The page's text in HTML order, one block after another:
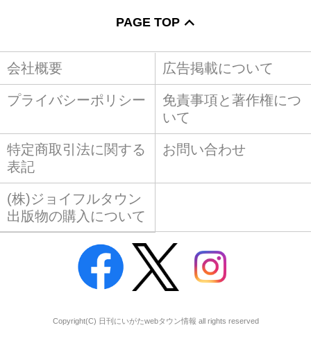
PAGE TOP
会社概要 広告掲載について
プライバシーポリシー
免責事項と著作権につ
いて
特定商取引法に関する
表記
お問い合わせ
(株)ジョイフルタウン
出版物の購入について
Copyright(C) 日刊にいがたwebタウン情報 all rights reserved